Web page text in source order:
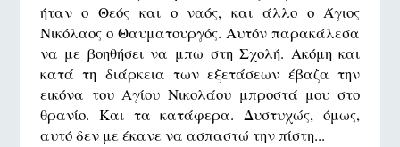
ήταν ο Θεός και ο ναός, και άλλο ο Άγιος
Νικόλαος ο Θαυματουργός. Αυτόν παρακάλεσα
να με βοηθήσει να μπω στη Σχολή. Ακόμη και
κατά τη διάρκεια των εξετάσεων έβαζα την
εικόνα του Αγίου Νικολάου μπροστά μου στο
θρανίο. Και τα κατάφερα. Δυστυχώς, όμως,
αυτό δεν με έκανε να ασπαστώ την πίστη...